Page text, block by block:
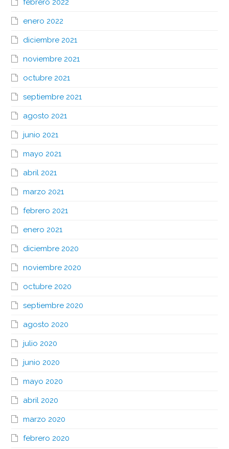
febrero 2022
enero 2022
diciembre 2021
noviembre 2021
octubre 2021
septiembre 2021
agosto 2021
junio 2021
mayo 2021
abril 2021
marzo 2021
febrero 2021
enero 2021
diciembre 2020
noviembre 2020
octubre 2020
septiembre 2020
agosto 2020
julio 2020
junio 2020
mayo 2020
abril 2020
marzo 2020
febrero 2020